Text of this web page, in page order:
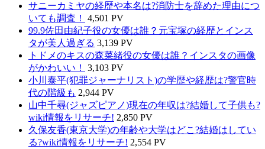
サニーカミヤの経歴や本名は?消防士を辞めた理由につ
いても調査！
4,501 PV
99.9佐田由紀子役の女優は誰？元宝塚の経歴とインス
タが美人過ぎる 3,139 PV
トドメのキスの森菜緒役の女優は誰？インスタの画像
がかわいい！
3,103 PV
小川泰平(犯罪ジャーナリスト)の学歴や経歴は?警官時
代の階級も 2,944 PV
山中千尋(ジャズピアノ)現在の年収は?結婚して子供も?
wiki情報をリサーチ! 2,850 PV
久保友香(東京大学)の年齢や大学はどこ?結婚はしてい
る?wiki情報をリサーチ! 2,554 PV